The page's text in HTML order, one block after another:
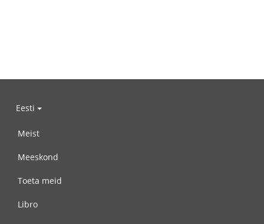
Eesti
Meist
Meeskond
Toeta meid
Libro